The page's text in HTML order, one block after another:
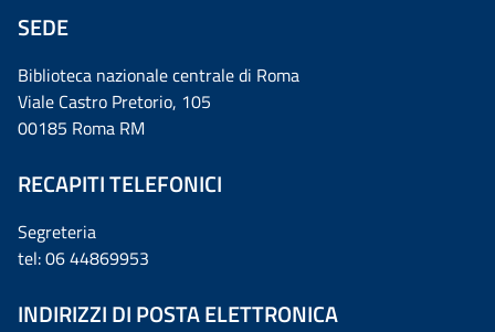
SEDE
Biblioteca nazionale centrale di Roma
Viale Castro Pretorio, 105
00185 Roma RM
RECAPITI TELEFONICI
Segreteria
tel: 06 44869953
INDIRIZZI DI POSTA ELETTRONICA